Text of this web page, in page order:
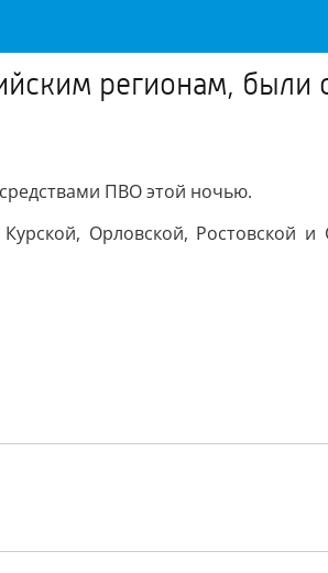
регионам,
ПВО этой ночью.
Орловской, Ростовской